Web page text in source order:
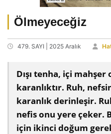
Ölmeyeceğiz
479. SAYI | 2025 Aralık
Dışı tenha, içi
karanlıktır. Ruh,
karanlık derinleşir.
nefis onu yere çeker.
için ikinci doğum